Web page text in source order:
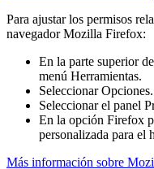
Para ajustar los permisos
navegador Mozilla Firefox:
En la parte superior
menú Herramientas.
Seleccionar Opciones.
Seleccionar el panel
En la opción Firefox
personalizada para el
Más información sobre